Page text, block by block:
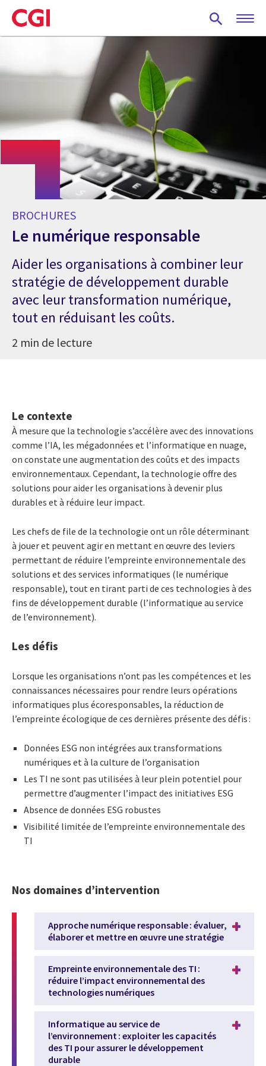
Skip
to
main
BROCHURES
Le numérique responsable
Aider les organisations à combiner leur
stratégie de développement durable
avec leur transformation numérique,
tout en réduisant les coûts.
2 min de lecture
Le contexte
À mesure que la technologie s’accélère avec des innovations
comme l’IA, les mégadonnées et l’informatique en nuage,
on constate une augmentation des coûts et des impacts
environnementaux. Cependant, la technologie offre des
solutions pour aider les organisations à devenir plus
durables et à réduire leur impact.
Les chefs de file de la technologie ont un rôle déterminant
à jouer et peuvent agir en mettant en œuvre des leviers
permettant de réduire l’empreinte environnementale des
solutions et des services informatiques (le numérique
responsable), tout en tirant parti de ces technologies à des
fins de développement durable (l’informatique au service
de l’environnement).
Les défis
Lorsque les organisations n’ont pas les compétences et les
connaissances nécessaires pour rendre leurs opérations
informatiques plus écoresponsables, la réduction de
l’empreinte écologique de ces dernières présente des défis :
Données ESG non intégrées aux transformations
numériques et à la culture de l’organisation
Les TI ne sont pas utilisées à leur plein potentiel pour
permettre d’augmenter l’impact des initiatives ESG
Absence de données ESG robustes
Visibilité limitée de l’empreinte environnementale des
TI
Nos domaines d’intervention
Approche numérique responsable : évaluer,
élaborer et mettre en œuvre une stratégie
Empreinte environnementale des TI :
réduire l’impact environnemental des
technologies numériques
Informatique au service de
l’environnement : exploiter les capacités
des TI pour assurer le développement
durable